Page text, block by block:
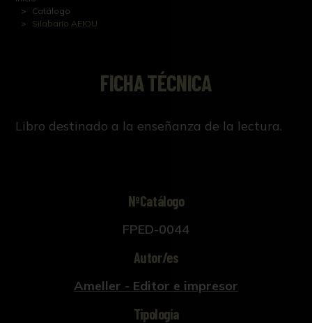
Catálogo
Silabario AEIOU
FICHA TÉCNICA
Libro destinado a la enseñanza de la lectura.
NºCatálogo
FPED-0044
Autor/es
Ameller - Editor e impresor
Tipología